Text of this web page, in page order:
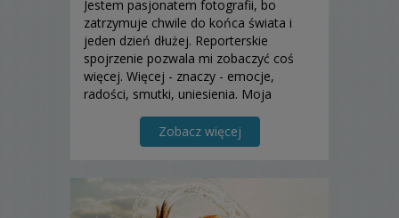
Jestem pasjonatem fotografii, bo
zatrzymuje chwile do końca świata i
jeden dzień dłużej. Reporterskie
spojrzenie pozwala mi zobaczyć coś
więcej. Więcej - znaczy - emocje,
radości, smutki, uniesienia. Moja
w danej chwili nie zauważacie. Cenne
chwile, które dzięki zamknięciu w kadrze
Zobacz więcej